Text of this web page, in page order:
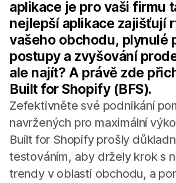
aplikace je pro vaši firmu
nejlepší aplikace zajišťují
vašeho obchodu, plynulé
postupy a zvyšování
ale najít? A právě zde
Built for Shopify (BFS).
Zefektivněte své podnikání
navržených pro maximální
Built for Shopify prošly
testováním, aby držely krok s
trendy v oblasti obchodu, a